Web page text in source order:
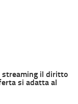
streaming il diritto
si adatta al